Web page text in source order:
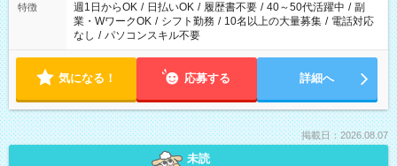
特徴 週1日からOK / 日払いOK / 履歴書不要 / 40～50代活躍中 / 副
業・WワークOK / シフト勤務 / 10名以上の大量募集 / 電話対応
なし / パソコンスキル不要
気になる！ 応募する 詳細へ
掲載日：2026.08.07
未読